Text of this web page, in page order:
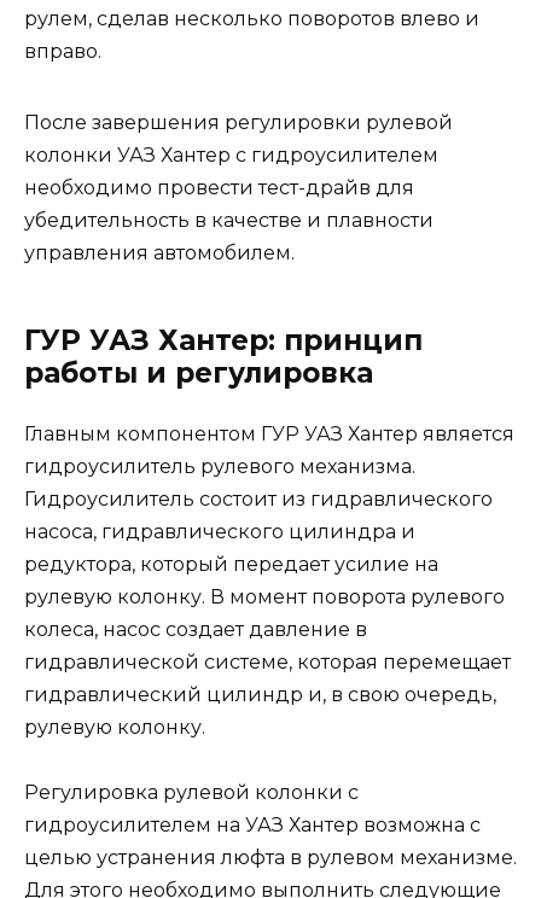
рулем, сделав несколько поворотов влево и
вправо.
После завершения регулировки рулевой
колонки УАЗ Хантер с гидроусилителем
необходимо провести тест-драйв для
убедительность в качестве и плавности
управления автомобилем.
ГУР УАЗ Хантер: принцип
работы и регулировка
Главным компонентом ГУР УАЗ Хантер является
гидроусилитель рулевого механизма.
Гидроусилитель состоит из гидравлического
насоса, гидравлического цилиндра и
редуктора, который передает усилие на
рулевую колонку. В момент поворота рулевого
колеса, насос создает давление в
гидравлической системе, которая перемещает
гидравлический цилиндр и, в свою очередь,
рулевую колонку.
Регулировка рулевой колонки с
гидроусилителем на УАЗ Хантер возможна с
целью устранения люфта в рулевом механизме.
Для этого необходимо выполнить следующие